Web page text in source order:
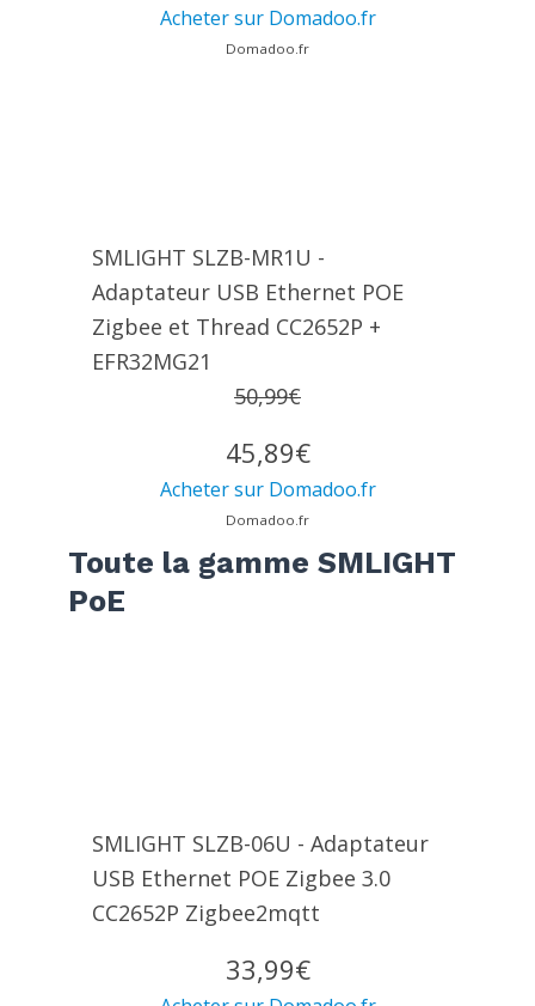
Acheter sur Domadoo.fr
Domadoo.fr
SMLIGHT SLZB-MR1U -
Adaptateur USB Ethernet POE
Zigbee et Thread CC2652P +
EFR32MG21
50,99€
45,89€
Acheter sur Domadoo.fr
Domadoo.fr
Toute la gamme SMLIGHT
PoE
SMLIGHT SLZB-06U - Adaptateur
USB Ethernet POE Zigbee 3.0
CC2652P Zigbee2mqtt
33,99€